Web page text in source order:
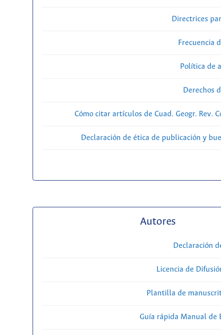
Directrices
Frecuencia
Política de
Derechos
Cómo citar artículos de Cuad. Geogr. Rev.
Declaración de ética de publicación y
Autores
Declaración
Licencia de
Plantilla de
Guía rápida Manual de